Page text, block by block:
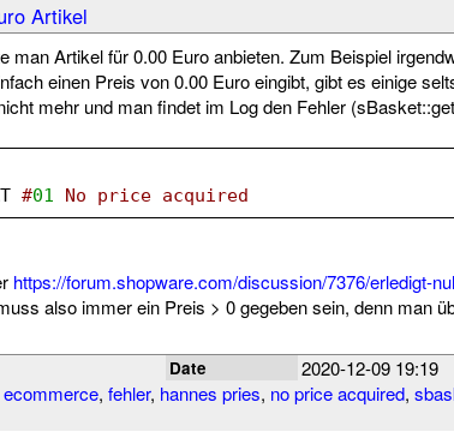
Artikel
man Artikel für 0.00 Euro anbieten. Zum Beispiel
einen Preis von 0.00 Euro eingibt, gibt es einige
mehr und man findet im Log den Fehler
#01 No price acquired
https://forum.shopware.com/discussion/7376/erledigt-
also immer ein Preis > 0 gegeben sein, denn man
Date 2020-12-09 19:19
ecommerce, fehler, hannes pries, no price acquired,